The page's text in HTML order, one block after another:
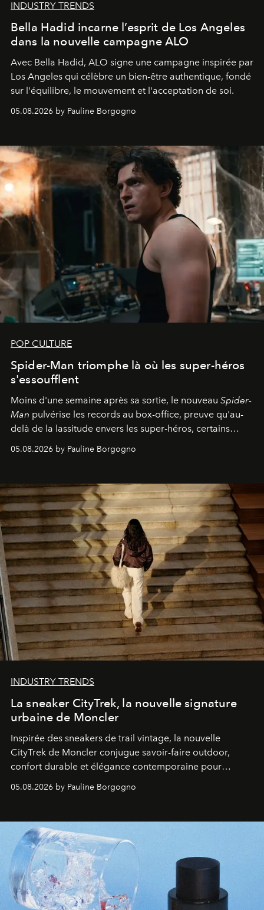
INDUSTRY TRENDS
Bella Hadid incarne l’esprit de Los Angeles
dans la nouvelle campagne ALO
Avec Bella Hadid, ALO signe une campagne inspirée par
Los Angeles qui célèbre un bien-être authentique, fondé
sur l'équilibre, le mouvement et l'acceptation de soi.
05.08.2026 by Pauline Borgogno
POP CULTURE
Spider-Man triomphe là où les super-héros
s'essoufflent
Moins d'une semaine après sa sortie, le nouveau Spider-
Man pulvérise les records au box-office, preuve qu'au-
delà de la lassitude envers les super-héros, certains
personnages continuent de susciter une ferveur intacte.
05.08.2026 by Pauline Borgogno
INDUSTRY TRENDS
La sneaker CityTrek, la nouvelle signature
urbaine de Moncler
Inspirée des sneakers de trail vintage, la nouvelle
CityTrek de Moncler conjugue savoir-faire outdoor,
confort durable et élégance contemporaine pour
accompagner les explorations du quotidien.
05.08.2026 by Pauline Borgogno